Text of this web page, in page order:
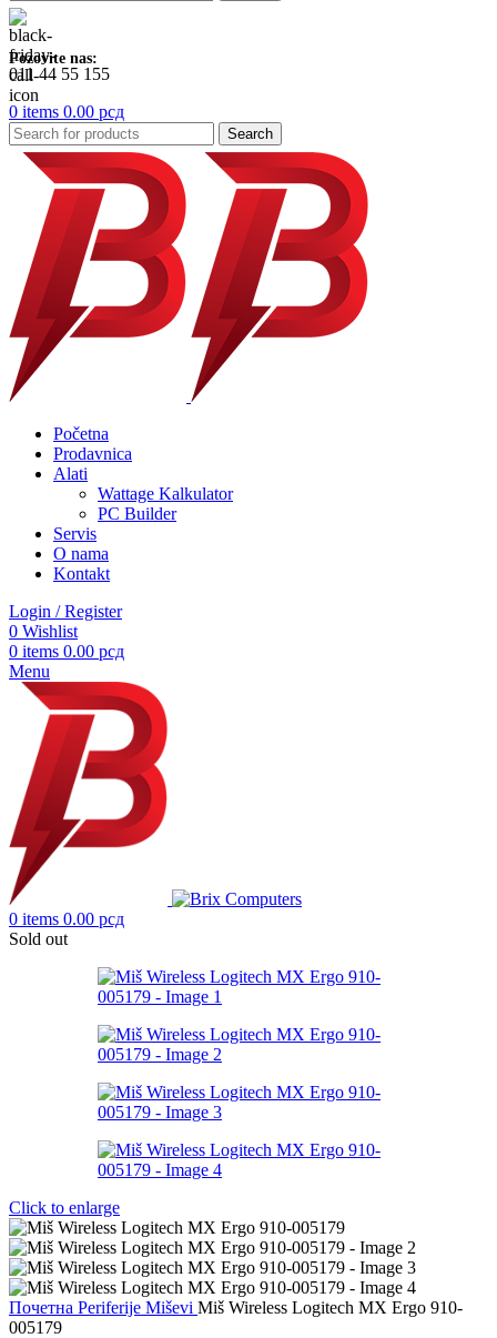
Pozovite nas:
011 44 55 155
0 items 0.00 рсд
Search
Početna
Prodavnica
Alati
Wattage Kalkulator
PC Builder
Servis
O nama
Kontakt
Login / Register
0 Wishlist
0 items 0.00 рсд
Menu
0 items 0.00 рсд
Sold out
Click to enlarge
Почетна Periferije Miševi Miš Wireless Logitech MX Ergo 910-
005179